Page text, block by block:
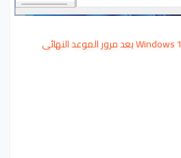
طريقة سحرية ترقية الى Windows 10 بعد مرور الموعد النهائى